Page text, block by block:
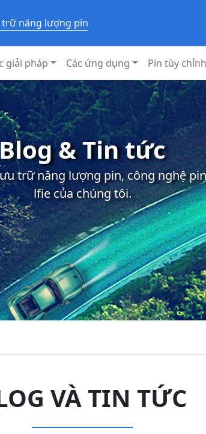
trữ năng lượng pin
giải pháp Các ứng dụng Pin tùy chỉnh
& Tin tức
trữ năng lượng pin, công nghệ
lfie của chúng tôi.
VÀ TIN TỨC